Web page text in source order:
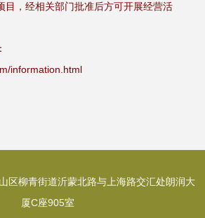
目，经相关部门批准后方可开展经营活
information.html
区柳青街道沂蒙北路与上海路交汇处朗润大
厦C座905室